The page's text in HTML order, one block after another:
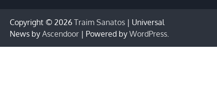
Copyright © 2026 Traim Sanatos | Universal
News by Ascendoor | Powered by WordPress